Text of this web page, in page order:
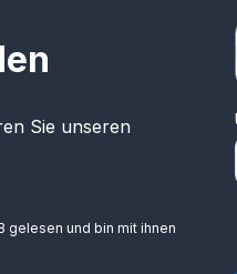
Sie unseren
gelesen und bin mit ihnen